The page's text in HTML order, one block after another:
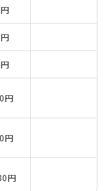
円
円
円